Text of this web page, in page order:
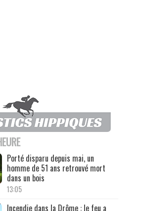
Porté disparu depuis mai, un
homme de 51 ans retrouvé mort
dans un bois
13:05
Incendie dans la Drôme : le feu a